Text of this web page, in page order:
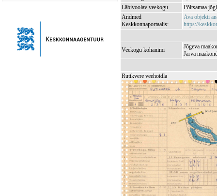
Läbivoolav veekogu
Põltsamaa
Andmed
Keskkonnaportaalis:
Ava objekti
https://
Veekogu kohanimi
Jõgeva
Järva
Rutikvere veehoidla